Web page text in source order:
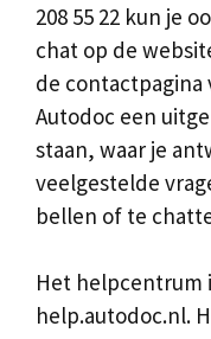
208 55 22 kun je
chat op de
de contactpagina
Autodoc een
staan, waar je
veelgestelde
bellen of te
Het helpcentrum
help.autodoc.nl.